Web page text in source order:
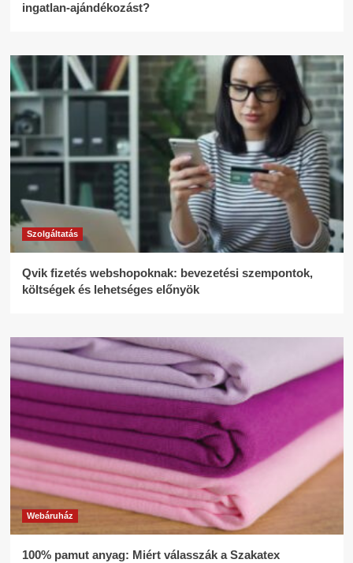
ingatlan-ajándékozást?
Szolgáltatás
Qvik fizetés webshopoknak: bevezetési szempontok,
költségek és lehetséges előnyök
Webáruház
100% pamut anyag: Miért válasszák a Szakatex